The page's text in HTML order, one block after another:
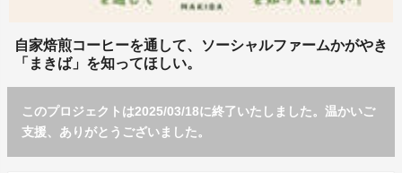
自家焙煎コーヒーを通して、ソーシャルファームかがやき
「まきば」を知ってほしい。
このプロジェクトは2025/03/18に終了いたしました。温かいご
支援、ありがとうございました。